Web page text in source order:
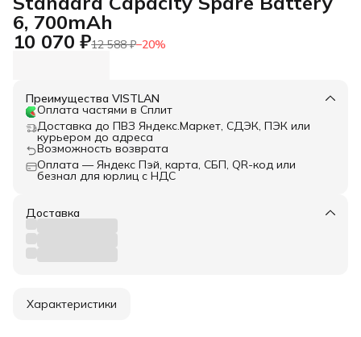
6, 700mAh
10 070 ₽12 588 ₽−20%
Преимущества VISTLAN
Оплата частями в Сплит
Доставка до ПВЗ Яндекс.Маркет, СДЭК, ПЭК или
курьером до адреса
Возможность возврата
Оплата — Яндекс Пэй, карта, СБП, QR-код или
безнал для юрлиц с НДС
Доставка
Характеристики